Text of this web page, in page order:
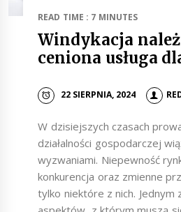
READ TIME : 7 MINUTES
Windykacja
ceniona usługa
22 SIERPNIA, 2024
W dzisiejszych czasach
działalności gospodarczej
wyzwaniami. Niepewność
konkurencja oraz zmienne
tylko niektóre z nich. Jednym